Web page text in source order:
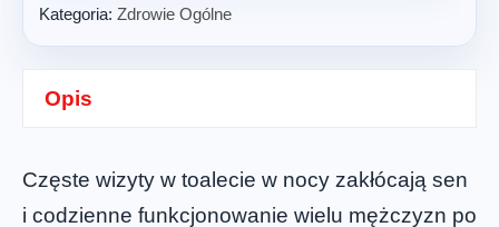
Kategoria: Zdrowie Ogólne
Opis
Częste wizyty w toalecie w nocy zakłócają sen
i codzienne funkcjonowanie wielu mężczyzn po